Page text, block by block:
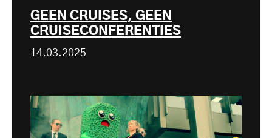
GEEN CRUISES, GEEN
CRUISECONFERENTIES
14.03.2025